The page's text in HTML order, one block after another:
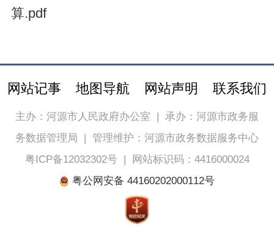
算.pdf
网站记事 地图导航 网站声明 联系我们
主办：河源市人民政府办公室 | 承办：河源市政务服
务数据管理局 | 管理维护：河源市政务数据服务中心
粤ICP备12032302号|
网站标识码：4416000024
粤公网安备 44160202000112号